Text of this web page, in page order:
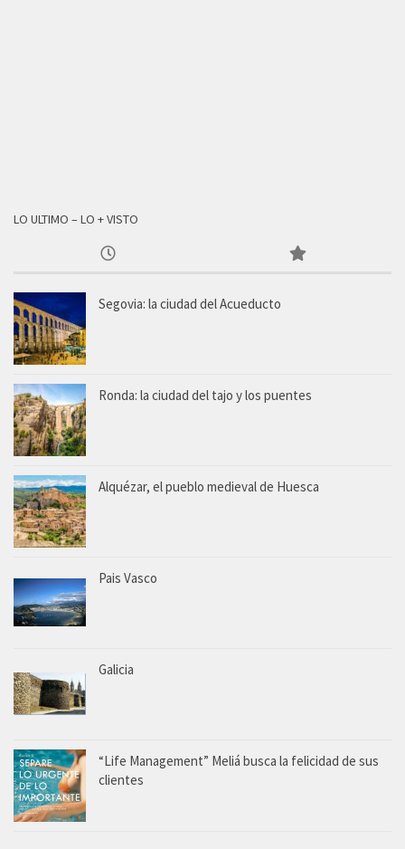
LO ULTIMO – LO + VISTO
Segovia: la ciudad del Acueducto
Ronda: la ciudad del tajo y los puentes
Alquézar, el pueblo medieval de Huesca
Pais Vasco
Galicia
“Life Management” Meliá busca la felicidad de sus
clientes